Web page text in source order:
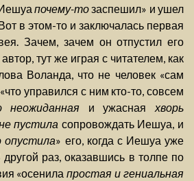
почему-тозаспешил» и ушел
в этом-то и заключалась первая
Зачем, зачем он отпустил его
тут же играя с читателем, как
Воланда, что не человек «сам
управился с ним кто-то, совсем
неожиданная и ужаснаяхворь
пустила сопровождать Иешуа, и
опустила» его, когда с Иешуа уже
другой раз, оказавшись в толпе по
«осенилапростая и гениальная